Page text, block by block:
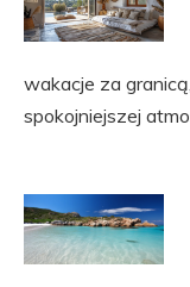
wakacje za
spokojniejszej